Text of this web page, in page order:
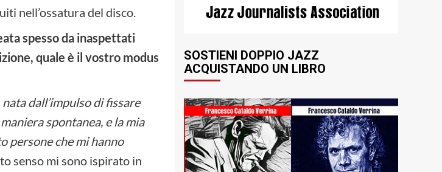
nell’ossatura del disco.
spesso da inaspettati
quale è il vostro modus
dall’impulso di fissare
spontanea, e la mia
persone che mi hanno
senso mi sono ispirato in
SOSTIENI DOPPIO JAZZ
ACQUISTANDO UN LIBRO